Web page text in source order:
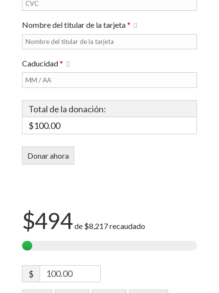
Nombre del titular de la tarjeta*
Caducidad*
Total de la donación:
$100.00
$494de $8,217recaudado
$